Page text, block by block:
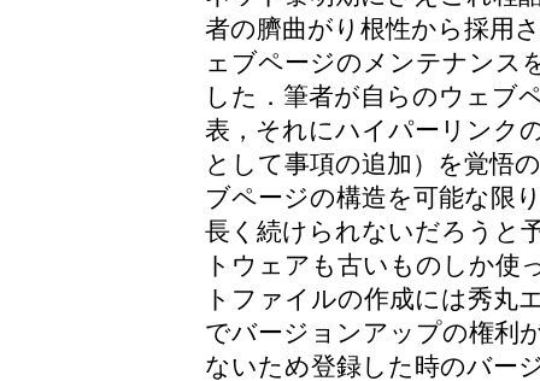
者の臍曲がり根性から採用
ェブページのメンテナンス
した．筆者が自らのウェブ
表，それにハイパーリンク
として事項の追加）を覚悟
ブページの構造を可能な限
長く続けられないだろうと
トウェアも古いものしか使
トファイルの作成には秀丸
でバージョンアップの権利
ないため登録した時のバー